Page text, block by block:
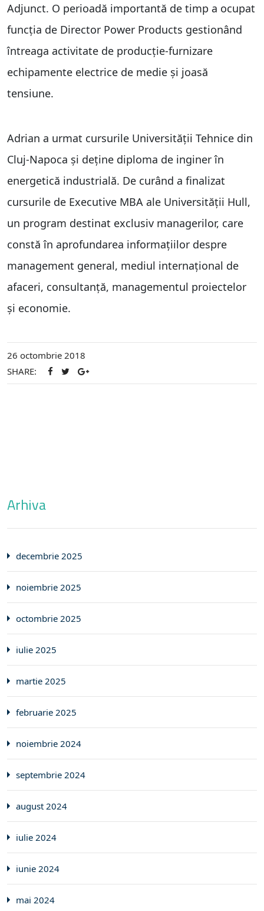
Adjunct. O perioadă importantă de timp a ocupat
funcția de Director Power Products gestionând
întreaga activitate de producție-furnizare
echipamente electrice de medie și joasă
tensiune.
Adrian a urmat cursurile Universității Tehnice din
Cluj-Napoca și deține diploma de inginer în
energetică industrială. De curând a finalizat
cursurile de Executive MBA ale Universității Hull,
un program destinat exclusiv managerilor, care
constă în aprofundarea informațiilor despre
management general, mediul internațional de
afaceri, consultanță, managementul proiectelor
și economie.
26 octombrie 2018
SHARE:
Arhiva
decembrie 2025
noiembrie 2025
octombrie 2025
iulie 2025
martie 2025
februarie 2025
noiembrie 2024
septembrie 2024
august 2024
iulie 2024
iunie 2024
mai 2024